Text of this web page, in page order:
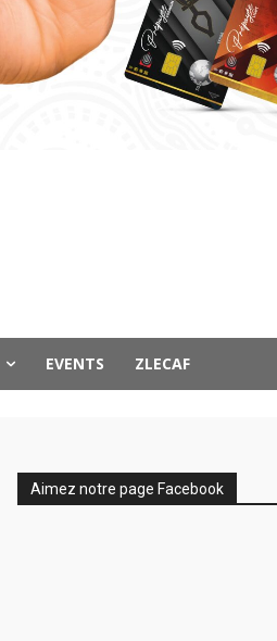
EVENTS ZLECAF
Aimez notre page Facebook